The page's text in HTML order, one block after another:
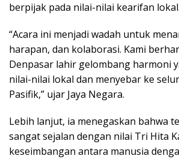
berpijak pada nilai-nilai kearifan lokal.
“Acara ini menjadi wadah untuk
harapan, dan kolaborasi. Kami
Denpasar lahir gelombang harmoni
nilai-nilai lokal dan menyebar ke
Pasifik,” ujar Jaya Negara.
Lebih lanjut, ia menegaskan bahwa
sangat sejalan dengan nilai Tri Hita
keseimbangan antara manusia